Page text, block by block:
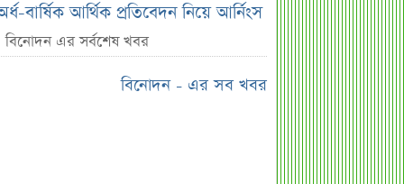
বার্ষিক আর্থিক প্রতিবেদন নিয়ে আর্নিংস
ডিসক্লোজার করবে ব্র্যাক ব্যাংক
বিনোদন এর সর্বশেষ খবর
বিনোদন - এর সব খবর